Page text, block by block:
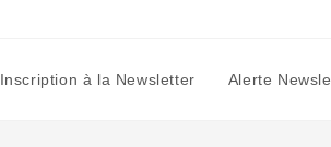
Inscription à la Newsletter Alerte